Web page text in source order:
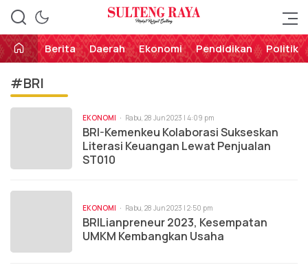
Sulteng Raya
Perekat Rakyat Sulteng
Berita
Daerah Ekonomi Pendidikan Politik
#BRI
EKONOMI Rabu, 28 Jun 2023 | 4:09 pm
BRI-Kemenkeu Kolaborasi Sukseskan
Literasi Keuangan Lewat Penjualan
ST010
EKONOMI Rabu, 28 Jun 2023 | 2:50 pm
BRILianpreneur 2023, Kesempatan
UMKM Kembangkan Usaha